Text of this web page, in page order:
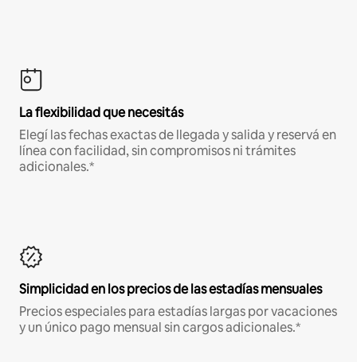
La flexibilidad que necesitás
Elegí las fechas exactas de llegada y salida y reservá en
línea con facilidad, sin compromisos ni trámites
adicionales.*
Simplicidad en los precios de las estadías mensuales
Precios especiales para estadías largas por vacaciones
y un único pago mensual sin cargos adicionales.*